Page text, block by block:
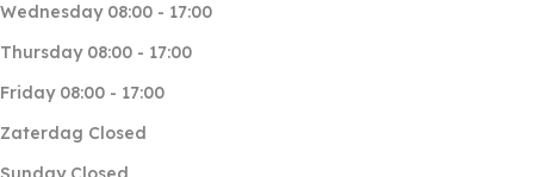
Wednesday 08:00 - 17:00
Thursday 08:00 - 17:00
Friday 08:00 - 17:00
Zaterdag Closed